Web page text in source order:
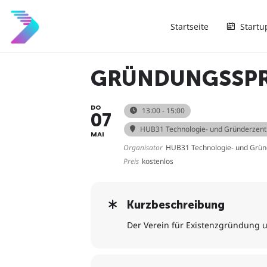
Startseite
DO
07
MAI
13:00 - 15:00
HUB31 Technologie- und
Organisator HUB31 Technologie- und
Preis kostenlos
Kurzbeschreibung
Der Verein für Existenzgründung